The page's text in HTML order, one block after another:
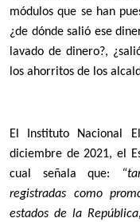
módulos que se han
¿de dónde salió ese
lavado de dinero?,
los ahorritos de los
El Instituto Nacional
diciembre de 2021, el
cual señala que:
registradas como
estados de la